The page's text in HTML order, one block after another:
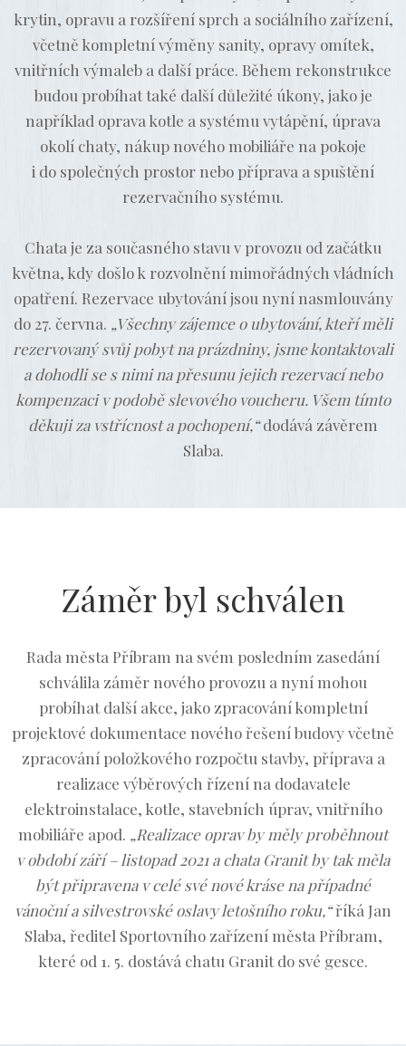
krytin, opravu a rozšíření sprch a sociálního zařízení,
včetně kompletní výměny sanity, opravy omítek,
vnitřních výmaleb a další práce. Během rekonstrukce
budou probíhat také další důležité úkony, jako je
například oprava kotle a systému vytápění, úprava
okolí chaty, nákup nového mobiliáře na pokoje
i do společných prostor nebo příprava a spuštění
rezervačního systému.
Chata je za současného stavu v provozu od začátku
května, kdy došlo k rozvolnění mimořádných vládních
opatření. Rezervace ubytování jsou nyní nasmlouvány
do 27. června. „Všechny zájemce o ubytování, kteří měli
rezervovaný svůj pobyt na prázdniny, jsme kontaktovali
a dohodli se s nimi na přesunu jejich rezervací nebo
kompenzaci v podobě slevového voucheru. Všem tímto
děkuji za vstřícnost a pochopení,“dodává závěrem
Slaba.
Záměr byl schválen
Rada města Příbram na svém posledním zasedání
schválila záměr nového provozu a nyní mohou
probíhat další akce, jako zpracování kompletní
projektové dokumentace nového řešení budovy včetně
zpracování položkového rozpočtu stavby, příprava a
realizace výběrových řízení na dodavatele
elektroinstalace, kotle, stavebních úprav, vnitřního
mobiliáře apod. „Realizace oprav by měly proběhnout
v období září – listopad 2021 a chata Granit by tak měla
být připravena v celé své nové kráse na případné
vánoční a silvestrovské oslavy letošního roku,“říká Jan
Slaba, ředitel Sportovního zařízení města Příbram,
které od 1. 5. dostává chatu Granit do své gesce.